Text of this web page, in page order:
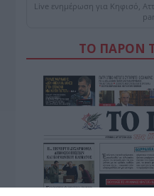
Live ενημέρωση για Κηφισό,
ΤΟ ΠΑΡΟΝ